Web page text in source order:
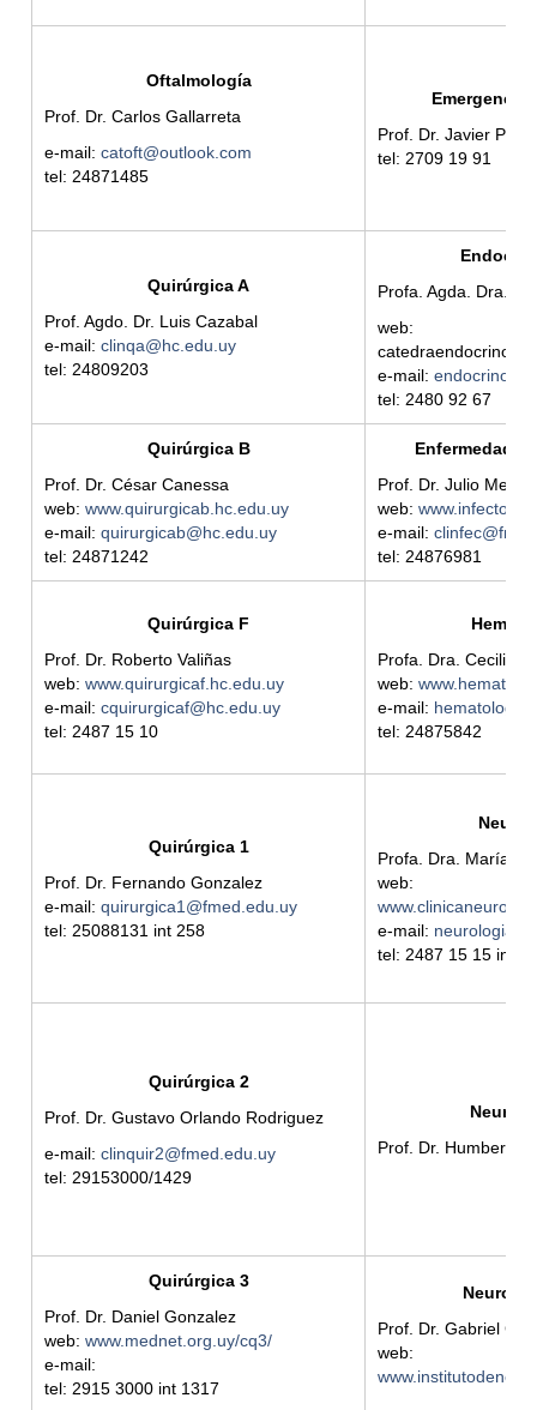
Oftalmología
Prof. Dr. Carlos Gallarreta
e-mail:catoft@outlook.com
tel: 24871485
Emergencia
Prof. Dr. Javier
tel: 2709 19 91
Quirúrgica A
Prof. Agdo. Dr. Luis Cazabal
e-mail:clinqa@hc.edu.uy
tel: 24809203
Profa. Agda. Dra.
web:
e-mail:
tel: 2480 92 67
Quirúrgica B
Prof. Dr. César Canessa
web:www.quirurgicab.hc.edu.uy
e-mail:quirurgicab@hc.edu.uy
tel: 24871242
Prof. Dr. Julio
web:
e-mail:
tel: 24876981
Quirúrgica F
Prof. Dr. Roberto Valiñas
web:www.quirurgicaf.hc.edu.uy
e-mail:cquirurgicaf@hc.edu.uy
tel: 2487 15 10
Profa. Dra. Cecilia
web:
e-mail:
tel: 24875842
Quirúrgica 1
Prof. Dr. Fernando Gonzalez
e-mail:quirurgica1@fmed.edu.uy
tel: 25088131 int 258
Profa. Dra. María
web:
e-mail:
tel: 2487 15 15 int
Quirúrgica 2
Prof. Dr. Gustavo Orlando Rodriguez
e-mail:clinquir2@fmed.edu.uy
tel: 29153000/1429
Prof. Dr. Humberto
Quirúrgica 3
Prof. Dr. Daniel Gonzalez
web:www.mednet.org.uy/cq3/
e-mail:
tel: 2915 3000 int 1317
Prof. Dr. Gabriel
web: